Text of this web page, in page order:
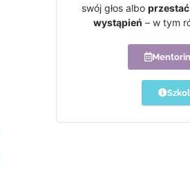
swój głos albo
wystąpień – w tym